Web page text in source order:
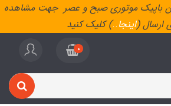
باپیک موتوری صبح و عصر جهت مشاهده
ارسال (اینجا..) کلیک کنید
0